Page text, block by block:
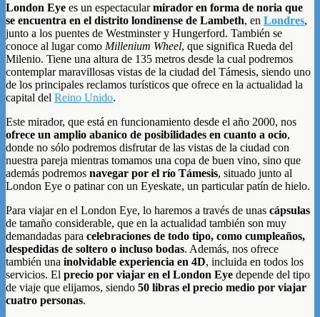
London Eye es un espectacularmirador en forma de noria que
se encuentra en el distrito londinense de Lambeth, en Londres,
junto a los puentes de Westminster y Hungerford. También se
conoce al lugar como Millenium Wheel, que significa Rueda del
Milenio. Tiene una altura de 135 metros desde la cual podremos
contemplar maravillosas vistas de la ciudad del Támesis, siendo uno
de los principales reclamos turísticos que ofrece en la actualidad la
capital del Reino Unido.
Este mirador, que está en funcionamiento desde el año 2000, nos
ofrece un amplio abanico de posibilidades en cuanto a ocio,
donde no sólo podremos disfrutar de las vistas de la ciudad con
nuestra pareja mientras tomamos una copa de buen vino, sino que
además podremos navegar por el río Támesis, situado junto al
London Eye o patinar con un Eyeskate, un particular patín de hielo.
Para viajar en el London Eye, lo haremos a través de unas cápsulas
de tamaño considerable, que en la actualidad también son muy
demandadas para celebraciones de todo tipo, como cumpleaños,
despedidas de soltero o incluso bodas. Además, nos ofrece
también una inolvidable experiencia en 4D, incluida en todos los
servicios. El precio por viajar en el London Eye depende del tipo
de viaje que elijamos, siendo 50 libras el precio medio por viajar
cuatro personas.